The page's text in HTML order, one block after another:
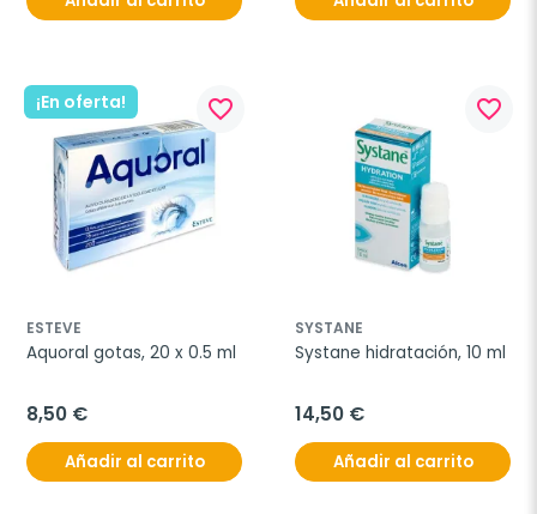
¡En oferta! favorite_border
ESTEVE
Aquoral gotas, 20 x 0.5 ml
8,50 €
Añadir al carrito
favorite_border
SYSTANE
Systane hidratación, 10 ml
14,50 €
Añadir al carrito